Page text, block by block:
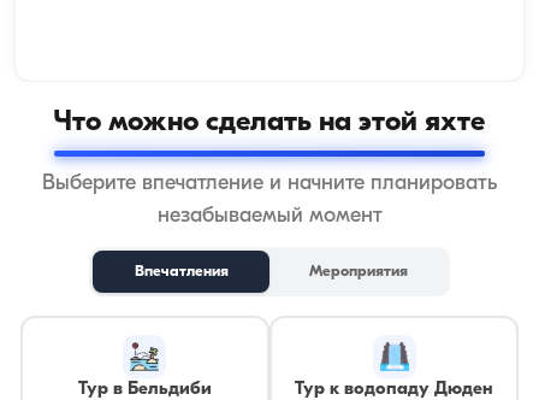
Что можно сделать на этой яхте
Выберите впечатление и начните планировать
незабываемый момент
Впечатления Мероприятия
Тур в Бельдиби
Тур к водопаду Дюден